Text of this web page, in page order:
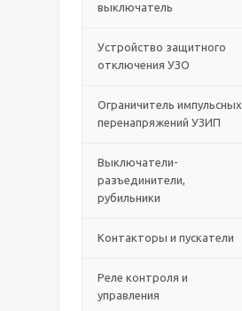
выключатель
Устройство защитного
отключения УЗО
Ограничитель импульсных
перенапряжений УЗИП
Выключатели-
разъединители,
рубильники
Контакторы и пускатели
Реле контроля и
управления